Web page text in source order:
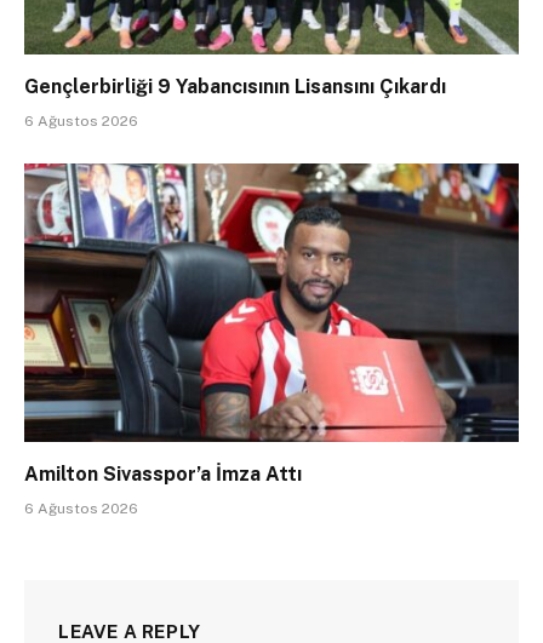
Gençlerbirliği 9 Yabancısının Lisansını Çıkardı
6 Ağustos 2026
Amilton Sivasspor’a İmza Attı
6 Ağustos 2026
LEAVE A REPLY